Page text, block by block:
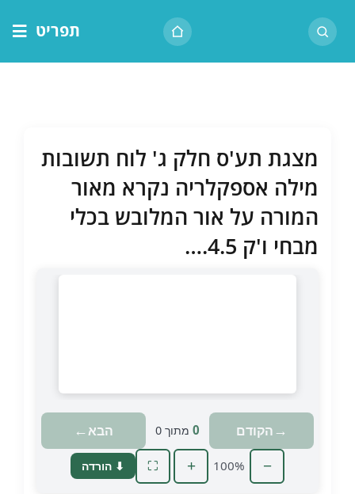
לתוכן
תפריט
שיעור יומי
מצגת תע'ס חלק ג' לוח תשובות
מילה אספקלריה נקרא מאור
המורה על אור המלובש בכלי
מבחי ו'ק 4.5.…
טוען מצגת…
→הקודם 0 מתוך 0 הבא←
−
100%
+
⛶ ⬇ הורדה